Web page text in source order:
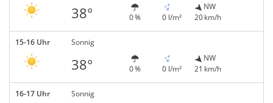
38° 0 % 0 l/m²
NW
20 km/h
15-16 Uhr Sonnig
38° 0 % 0 l/m²
NW
21 km/h
16-17 Uhr Sonnig